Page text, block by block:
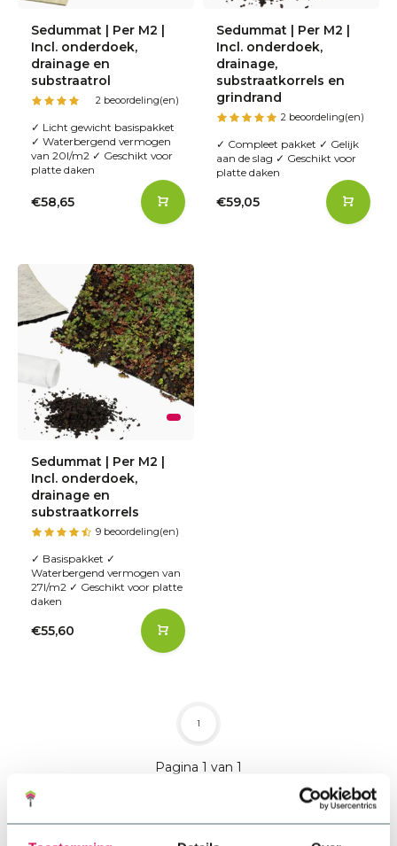
Sedummat | Per M2 |
Incl. onderdoek,
drainage en
substraatrol
2 beoordeling(en)
✓ Licht gewicht basispakket
✓ Waterbergend vermogen
van 20l/m2 ✓ Geschikt voor
platte daken
€58,65
Sedummat | Per M2 |
Incl. onderdoek,
drainage,
substraatkorrels en
grindrand
2 beoordeling(en)
✓ Compleet pakket ✓ Gelijk
aan de slag ✓ Geschikt voor
platte daken
€59,05
Sedummat | Per M2 |
Incl. onderdoek,
drainage en
substraatkorrels
9 beoordeling(en)
✓ Basispakket ✓
Waterbergend vermogen van
27l/m2 ✓ Geschikt voor platte
daken
€55,60
Pagina 1 van 1
1